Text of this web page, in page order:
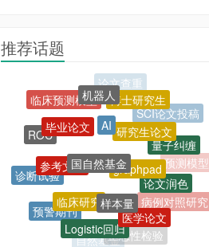
推荐话题
临床预测模型机器人博士研究生
SCI论文投稿
ROC
毕业论文 AI 研究生论文
量子纠缠
预测模型
SCI投稿
诊断试验
参考文献
graphpad
论文润色
病例对照研究
学术论文
预警期刊
临床研究样本量
医学论文
正态性检验
自然基金
Logistic回归